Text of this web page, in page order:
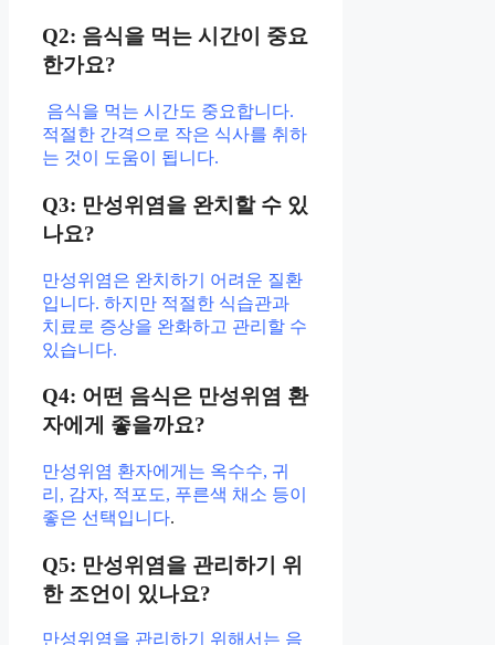
Q2: 음식을 먹는 시간이 중요
한가요?
음식을 먹는 시간도 중요합니다.
적절한 간격으로 작은 식사를 취하
는 것이 도움이 됩니다.
Q3: 만성위염을 완치할 수 있
나요?
만성위염은 완치하기 어려운 질환
입니다. 하지만 적절한 식습관과
치료로 증상을 완화하고 관리할 수
있습니다.
Q4: 어떤 음식은 만성위염 환
자에게 좋을까요?
만성위염 환자에게는 옥수수, 귀
리, 감자, 적포도, 푸른색 채소 등이
좋은 선택입니다.
Q5: 만성위염을 관리하기 위
한 조언이 있나요?
만성위염을 관리하기 위해서는 음